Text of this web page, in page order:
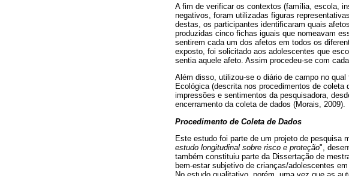
A fim de verificar os contextos (família, escola,
negativos, foram utilizadas figuras
destas, os participantes identificaram quais
produzidas cinco fichas iguais que nomeavam
sentirem cada um dos afetos em todos os
exposto, foi solicitado aos adolescentes que
sentia aquele afeto. Assim procedeu-se com
Além disso, utilizou-se o diário de campo no
Ecológica (descrita nos procedimentos de
impressões e sentimentos da pesquisadora,
encerramento da coleta de dados (Morais, 2009).
Procedimento de Coleta de Dados
Este estudo foi parte de um projeto de pesquisa
estudo longitudinal sobre risco e proteção",
também constituiu parte da Dissertação de
bem-estar subjetivo de crianças/adolescentes